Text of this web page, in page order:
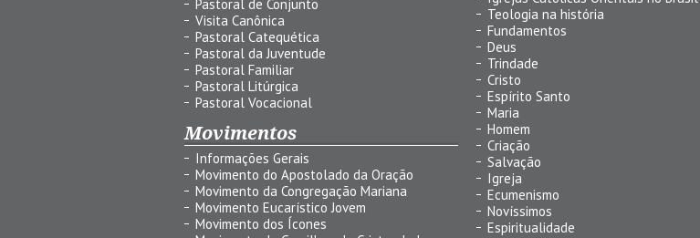
Pastoral de Conjunto
Visita Canônica
Pastoral Catequética
Pastoral da Juventude
Pastoral Familiar
Pastoral Litúrgica
Pastoral Vocacional
Movimentos
Informações Gerais
Movimento do Apostolado da Oração
Movimento da Congregação Mariana
Movimento Eucarístico Jovem
Movimento dos Ícones
Teologia na história
Fundamentos
Deus
Trindade
Cristo
Espírito Santo
Maria
Homem
Criação
Salvação
Igreja
Ecumenismo
Novíssimos
Espiritualidade